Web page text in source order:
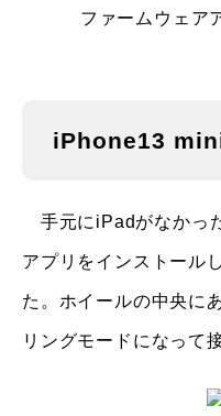
ファームウェア
iPhone13
手元にiPadがなかっ
アプリをインストール
た。ホイールの中央に
リングモードになって